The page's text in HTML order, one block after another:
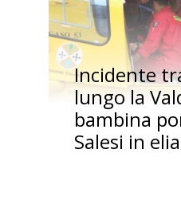
Incidente
lungo la
bambina
Salesi in